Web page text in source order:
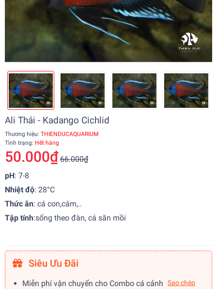
Ali Thái - Kadango Cichlid
Thương hiệu: THIENDUCAQUARIUM
Tình trạng: Hết hàng
50.000₫ 66.000₫
pH: 7-8
Nhiệt độ: 28°C
Thức ăn: cá con,cám,..
Tập tính:sống theo đàn, cá săn mồi
Siêu Ưu Đãi
Miễn phí vận chuyển cho Combo cá cảnh Sao chép